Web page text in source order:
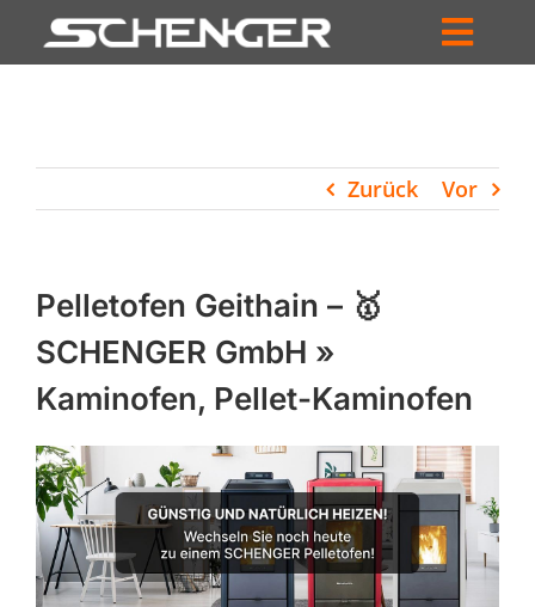
Inhalt
HÄNDLERSUCHE
UNTERNEHMEN
PROFIL
WARENKORB
PRODUCTS
SEARCH
Zurück Vor
Pelletofen Geithain – 🥇
SCHENGER GmbH »
Kaminofen, Pellet-Kaminofen